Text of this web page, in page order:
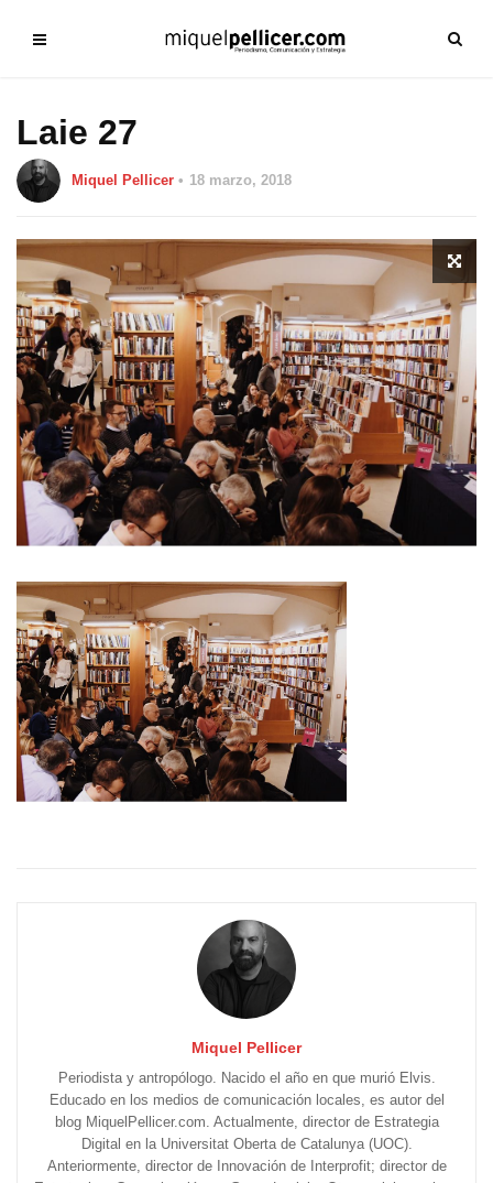
Laie 27
Miquel Pellicer 18 marzo, 2018
Miquel Pellicer
Periodista y antropólogo. Nacido el año en que murió Elvis.
Educado en los medios de comunicación locales, es autor del
blog MiquelPellicer.com. Actualmente, director de Estrategia
Digital en la Universitat Oberta de Catalunya (UOC).
Anteriormente, director de Innovación de Interprofit; director de